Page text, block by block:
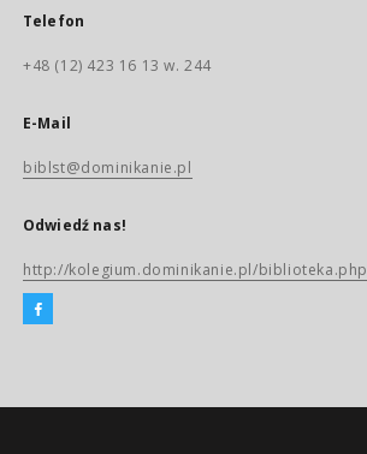
Telefon
+48 (12) 423 16 13 w. 244
E-Mail
biblst@dominikanie.pl
Odwiedź nas!
http://kolegium.dominikanie.pl/biblioteka.php